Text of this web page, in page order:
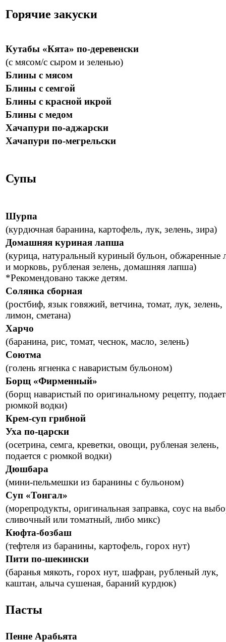
Горячие закуски
Кутабы «Кята» по-деревенски
(с мясом/с сыром и зеленью)
Блины с мясом
Блины с семгой
Блины с красной икрой
Блины с медом
Хачапури по-аджарски
Хачапури по-мегрельски
Супы
Шурпа
(курдючная баранина, картофель, лук, зелень, зира)
Домашняя куриная лапша
(курица, натуральный куриный бульон, обжаренные
и морковь, рубленая зелень, домашняя лапша)
*Рекомендовано также детям.
Солянка сборная
(ростбиф, язык говяжий, ветчина, томат, лук, зелень,
лимон, сметана)
Харчо
(баранина, рис, томат, чеснок, масло, зелень)
Соютма
(голень ягненка с наваристым бульоном)
Борщ «Фирменный»
(борщ наваристый по оригинальному рецепту,
рюмкой водки)
Крем-суп грибной
Уха по-царски
(осетрина, семга, креветки, овощи, рубленая зелень,
подается с рюмкой водки)
Дюшбара
(мини-пельмешки из баранины с бульоном)
Суп «Тонгал»
(морепродукты, оригинальная заправка, соус на
сливочный или томатный, либо микс)
Кюфта-бозбаш
(тефтеля из баранины, картофель, горох нут)
Пити по-шекински
(баранья мякоть, горох нут, шафран, рубленый лук,
каштан, алыча сушеная, бараний курдюк)
Пасты
Пенне Арабьята